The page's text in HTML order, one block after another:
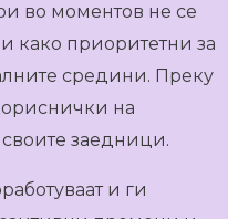
во моментов не се
како приоритетни за
средини. Преку
на
своите заедници.
и ги